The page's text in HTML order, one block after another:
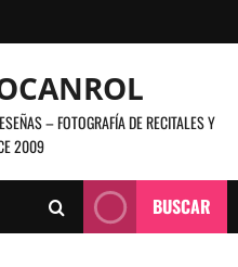
– FOTOGRAFÍA DE RECITALES Y
2009
BUSCAR